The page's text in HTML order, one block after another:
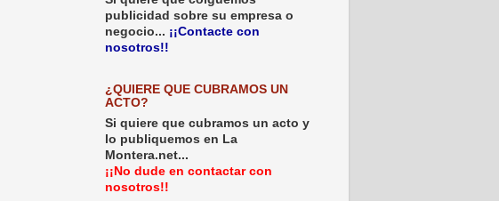
publicidad sobre su empresa o
negocio... ¡¡Contacte con
nosotros!!
¿QUIERE QUE CUBRAMOS UN
ACTO?
Si quiere que cubramos un acto y
lo publiquemos en La
Montera.net...
¡¡No dude en contactar con
nosotros!!